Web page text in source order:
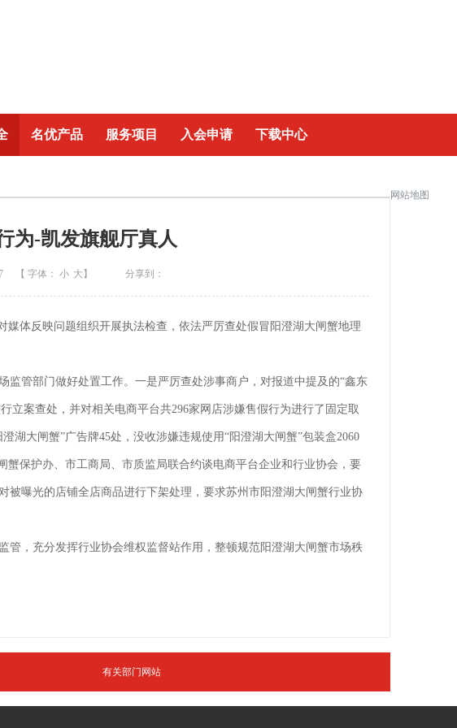
名优产品 服务项目 入会申请 下载中心
为-凯发旗舰厅真人
【 字体： 小 大 】 分享到：
体反映问题组织开展执法检查，依法严厉查处假冒阳澄湖大闸蟹地理
管部门做好处置工作。一是严厉查处涉事商户，对报道中提及的“鑫东
立案查处，并对相关电商平台共296家网店涉嫌售假行为进行了固定取
大闸蟹”广告牌45处，没收涉嫌违规使用“阳澄湖大闸蟹”包装盒2060
蟹保护办、市工商局、市质监局联合约谈电商平台企业和行业协会，要
曝光的店铺全店商品进行下架处理，要求苏州市阳澄湖大闸蟹行业协
，充分发挥行业协会维权监督站作用，整顿规范阳澄湖大闸蟹市场秩
有关部门网站
网站地图